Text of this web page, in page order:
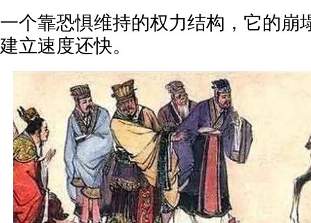
一个靠恐惧维持的权力结构，它的崩
建立速度还快。